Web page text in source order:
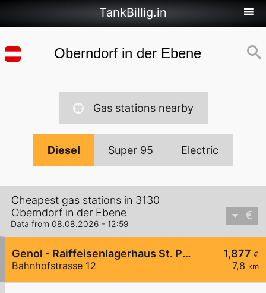
TankBillig.in
Gas stations nearby
Diesel Super 95 Electric
Cheapest gas stations in 3130
Oberndorf in der Ebene
Data from 08.08.2026 - 12:59
1,877 €
7,8 km
Genol - Raiffeisenlagerhaus St. Pölten
Bahnhofstrasse 12